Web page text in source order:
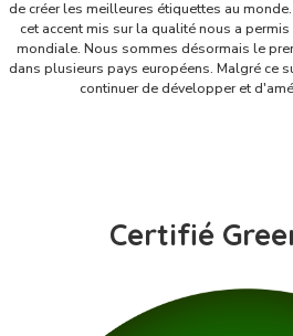
de créer les meilleures étiquettes au
cet accent mis sur la qualité nous a
mondiale. Nous sommes désormais le
dans plusieurs pays européens. Malgré ce
continuer de développer et
Certifié